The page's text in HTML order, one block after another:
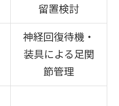
留置検討
神経回復待機・
装具による足関
節管理